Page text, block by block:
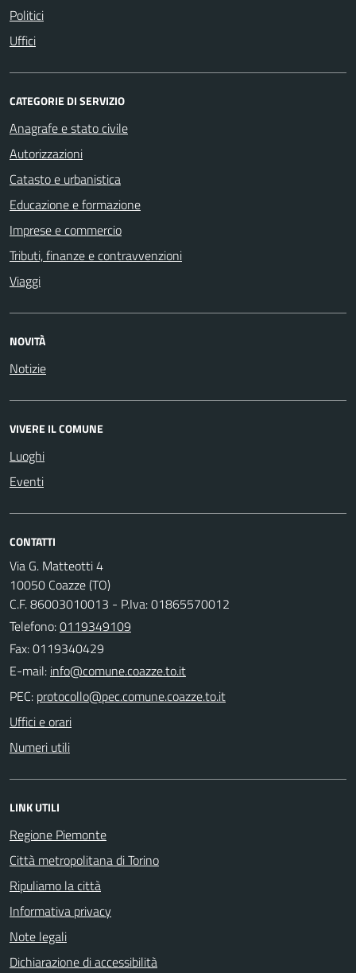
Politici
Uffici
CATEGORIE DI SERVIZIO
Anagrafe e stato civile
Autorizzazioni
Catasto e urbanistica
Educazione e formazione
Imprese e commercio
Tributi, finanze e contravvenzioni
Viaggi
NOVITÀ
Notizie
VIVERE IL COMUNE
Luoghi
Eventi
CONTATTI
Via G. Matteotti 4
10050 Coazze (TO)
C.F. 86003010013 - P.Iva: 01865570012
Telefono:0119349109
Fax: 0119340429
E-mail:
PEC:
Uffici e orari
Numeri utili
LINK UTILI
Regione Piemonte
Città metropolitana di Torino
Ripuliamo la città
Informativa privacy
Note legali
Dichiarazione di accessibilità